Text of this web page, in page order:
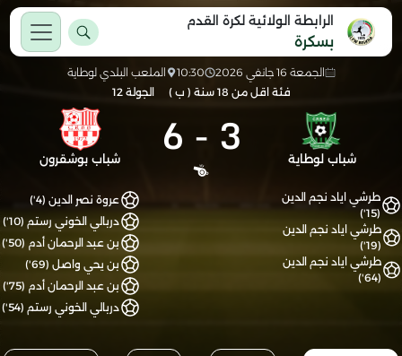
الرابطة الولائية لكرة القدم
بسكرة
الجمعة 16 جانفي 2026 10:30
الملعب البلدي لوطاية
فئة اقل من 18 سنة ( ب )
الجولة 12
شباب لوطاية 3
-
6 شباب بوشقرون
طرشي اياد نجم الدين
(15')
طرشي اياد نجم الدين
(19')
طرشي اياد نجم الدين
(64')
عروة نصر الدين (4')
دربالي الخوني رستم (10')
بن عبد الرحمان أدم (50')
بن يحي واصل (69')
بن عبد الرحمان أدم (75')
دربالي الخوني رستم (54')